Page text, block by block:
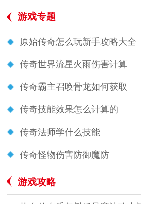
游戏专题
原始传奇怎么玩新手攻略大全
传奇世界流星火雨伤害计算
传奇霸主召唤骨龙如何获取
传奇技能效果怎么计算的
传奇法师学什么技能
传奇怪物伤害防御魔防
游戏攻略